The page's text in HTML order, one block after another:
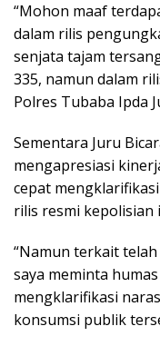
“Mohon maaf
dalam rilis
senjata tajam
335, namun dalam
Polres Tubaba Ipda
Sementara Juru
mengapresiasi
cepat
rilis resmi kepolisian
“Namun terkait
saya meminta
mengklarifikasi
konsumsi publik